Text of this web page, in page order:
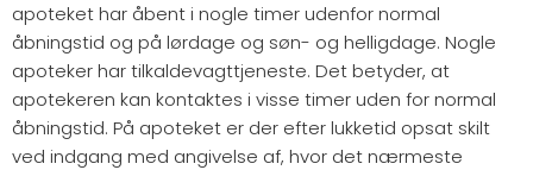
apoteket har åbent i nogle timer udenfor normal
åbningstid og på lørdage og søn- og helligdage. Nogle
apoteker har tilkaldevagttjeneste. Det betyder, at
apotekeren kan kontaktes i visse timer uden for normal
åbningstid. På apoteket er der efter lukketid opsat skilt
ved indgang med angivelse af, hvor det nærmeste